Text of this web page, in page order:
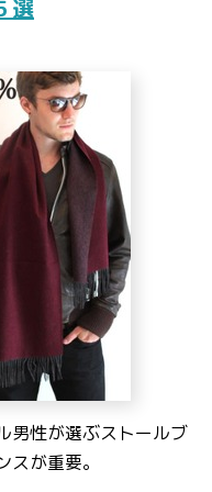
選
男性が選ぶストールブ
が重要。